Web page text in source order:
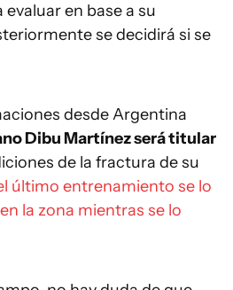
evaluar en base a su
se decidirá si se
desde Argentina
Dibu Martínez será titular
de la fractura de su
último entrenamiento se lo
la zona mientras se lo